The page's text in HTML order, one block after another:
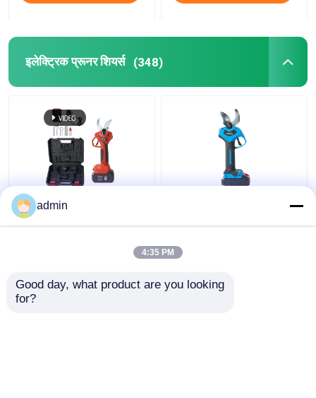
इलेक्ट्रिक प्रूनर शियर्स (348)
इलेक्ट्रिक प्रूनिंग शियर्स
सेकेटर प्रूनर 1.2 किग्रा
admin
4:35 PM
Good day, what product are you looking
for?